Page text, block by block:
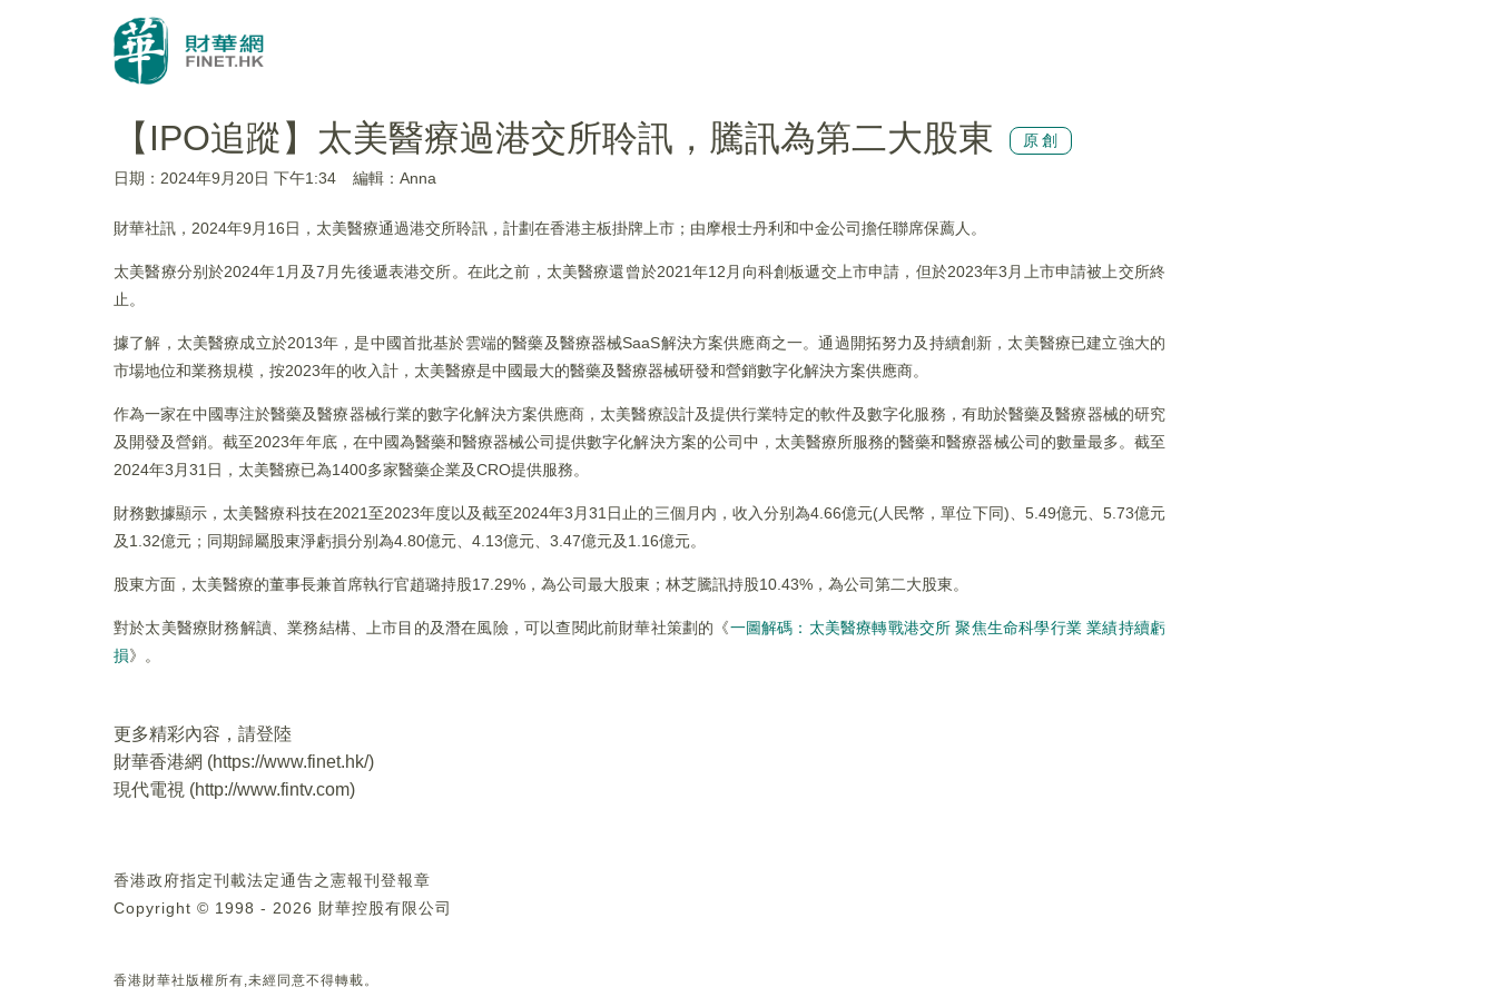
【IPO追蹤】太美醫療過港交所聆訊，騰訊為第二大股東 原創
日期：2024年9月20日 下午1:34 編輯：Anna
財華社訊，2024年9月16日，太美醫療通過港交所聆訊，計劃在香港主板掛牌上市；由摩根士丹利和中金公司擔任聯席保薦人。
太美醫療分别於2024年1月及7月先後遞表港交所。在此之前，太美醫療還曾於2021年12月向科創板遞交上市申請，但於2023年3月上市申請被上交所終
止。
據了解，太美醫療成立於2013年，是中國首批基於雲端的醫藥及醫療器械SaaS解決方案供應商之一。通過開拓努力及持續創新，太美醫療已建立強大的
市場地位和業務規模，按2023年的收入計，太美醫療是中國最大的醫藥及醫療器械研發和營銷數字化解決方案供應商。
作為一家在中國專注於醫藥及醫療器械行業的數字化解決方案供應商，太美醫療設計及提供行業特定的軟件及數字化服務，有助於醫藥及醫療器械的研究
及開發及營銷。截至2023年年底，在中國為醫藥和醫療器械公司提供數字化解決方案的公司中，太美醫療所服務的醫藥和醫療器械公司的數量最多。截至
2024年3月31日，太美醫療已為1400多家醫藥企業及CRO提供服務。
財務數據顯示，太美醫療科技在2021至2023年度以及截至2024年3月31日止的三個月内，收入分别為4.66億元(人民幣，單位下同)、5.49億元、5.73億元
及1.32億元；同期歸屬股東淨虧損分别為4.80億元、4.13億元、3.47億元及1.16億元。
股東方面，太美醫療的董事長兼首席執行官趙璐持股17.29%，為公司最大股東；林芝騰訊持股10.43%，為公司第二大股東。
對於太美醫療財務解讀、業務結構、上市目的及潛在風險，可以查閱此前財華社策劃的《一圖解碼：太美醫療轉戰港交所 聚焦生命科學行業 業績持續虧
損》。
更多精彩內容，請登陸
財華香港網 (https://www.finet.hk/)
現代電視 (http://www.fintv.com)
香港政府指定刊載法定通告之憲報刊登報章
Copyright © 1998 - 2026 財華控股有限公司
香港財華社版權所有,未經同意不得轉載。